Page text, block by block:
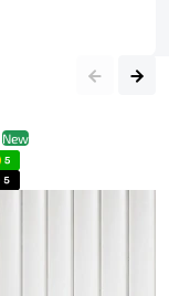
New